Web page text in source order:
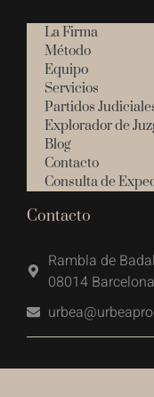
La Firma
Método
Equipo
Servicios
Partidos
Explorador de
Blog
Contacto
Consulta de
Contacto
Rambla de
08014 Barcelona